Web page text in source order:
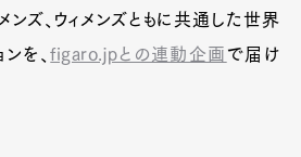
ンズ、ウィメンズともに共通した世界
を、figaro.jpとの連動企画 で届け